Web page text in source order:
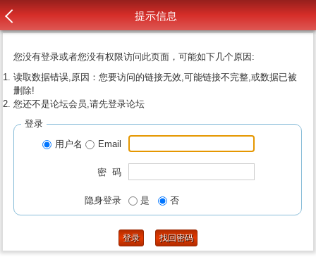
提示信息
您没有登录或者您没有权限访问此页面，可能如下几个原因:
读取数据错误,原因：您要访问的链接无效,可能链接不完整,或数据已被
删除!
您还不是论坛会员,请先登录论坛
登录
用户名
Email
密 码
隐身登录 是 否